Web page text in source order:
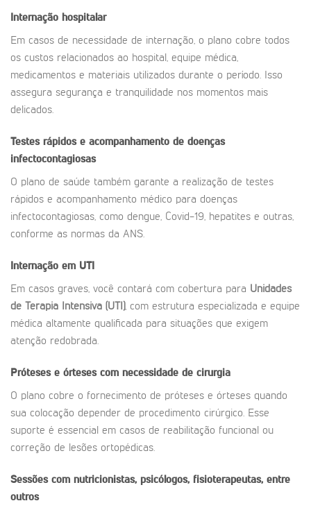
Internação hospitalar
Em casos de necessidade de internação, o plano cobre todos
os custos relacionados ao hospital, equipe médica,
medicamentos e materiais utilizados durante o período. Isso
assegura segurança e tranquilidade nos momentos mais
delicados.
Testes rápidos e acompanhamento de doenças
infectocontagiosas
O plano de saúde também garante a realização de testes
rápidos e acompanhamento médico para doenças
infectocontagiosas, como dengue, Covid-19, hepatites e outras,
conforme as normas da ANS.
Internação em UTI
Em casos graves, você contará com cobertura para Unidades
de Terapia Intensiva (UTI), com estrutura especializada e equipe
médica altamente qualificada para situações que exigem
atenção redobrada.
Próteses e órteses com necessidade de cirurgia
O plano cobre o fornecimento de próteses e órteses quando
sua colocação depender de procedimento cirúrgico. Esse
suporte é essencial em casos de reabilitação funcional ou
correção de lesões ortopédicas.
Sessões com nutricionistas, psicólogos, fisioterapeutas, entre
outros